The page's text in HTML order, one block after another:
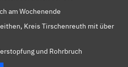
am Wochenende
Kreis Tirschenreuth mit über
und Rohrbruch